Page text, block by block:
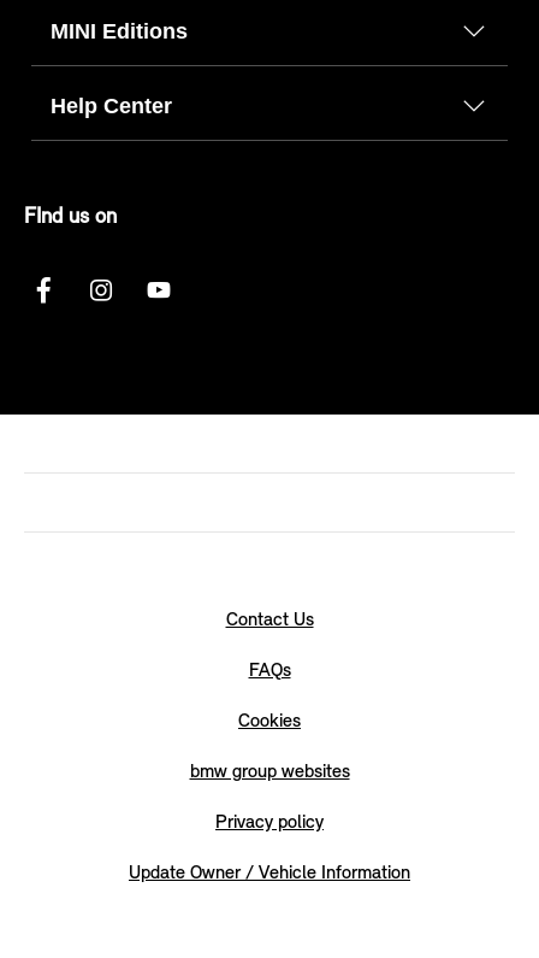
MINI Editions
Help Center
FInd us on
Contact Us
FAQs
Cookies
bmw group websites
Privacy policy
Update Owner / Vehicle Information